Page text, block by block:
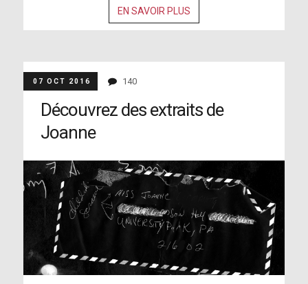
EN SAVOIR PLUS
07 OCT 2016 140
Découvrez des extraits de
Joanne